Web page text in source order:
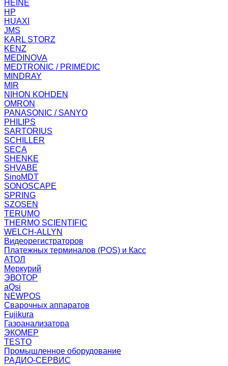
HEINE
HP
HUAXI
JMS
KARL STORZ
KENZ
MEDINOVA
MEDTRONIC / PRIMEDIC
MINDRAY
MIR
NIHON KOHDEN
OMRON
PANASONIC / SANYO
PHILIPS
SARTORIUS
SCHILLER
SECA
SHENKE
SHVABE
SinoMDT
SONOSCAPE
SPRING
SZOSEN
TERUMO
THERMO SCIENTIFIC
WELCH-ALLYN
Видеорегистраторов
Платежных терминалов (POS) и Касс
АТОЛ
Меркурий
ЭВОТОР
aQsi
NEWPOS
Сварочных аппаратов
Fujikura
Газоанализатора
ЭКОМЕР
TESTO
Промышленное оборудование
РАДИО-СЕРВИС